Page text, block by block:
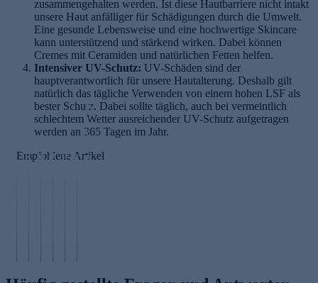
zusammengehalten werden. Ist diese Hautbarriere nicht intakt
unsere Haut anfälliger für Schädigungen durch die Umwelt.
Eine gesunde Lebensweise und eine hochwertige Skincare
kann unterstützend und stärkend wirken. Dabei können
Cremes mit Ceramiden und natürlichen Fetten helfen.
Intensiver UV-Schutz: UV-Schäden sind der
hauptverantwortlich für unsere Hautalterung. Deshalb gilt
natürlich das tägliche Verwenden von einem hohen LSF als
bester Schutz. Dabei sollte täglich, auch bei vermeintlich
schlechtem Wetter ausreichender UV-Schutz aufgetragen
werden an 365 Tagen im Jahr.
Empfohlene Artikel
S R P P ic
K
r
e
p